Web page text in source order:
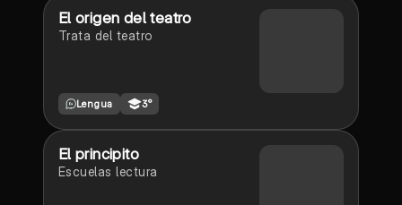
El origen del teatro
Trata del teatro
Lengua 3°
El principito
Escuelas lectura